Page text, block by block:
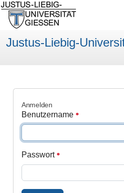
Justus-Liebig-
Anmelden
Benutzername
Passwort